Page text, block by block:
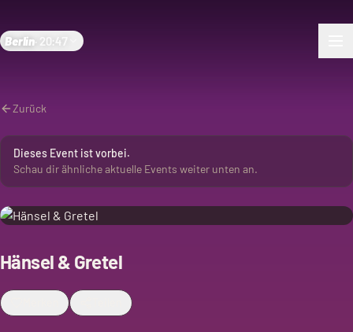
Berlin 20:47
Zurück
Dieses Event ist vorbei.
Schau dir ähnliche aktuelle Events weiter unten an.
Hänsel & Gretel